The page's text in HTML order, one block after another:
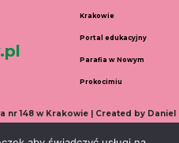
Krakowie
Portal edukacyjny
Parafia w Nowym
Prokocimiu
148 w Krakowie | Created by Daniel